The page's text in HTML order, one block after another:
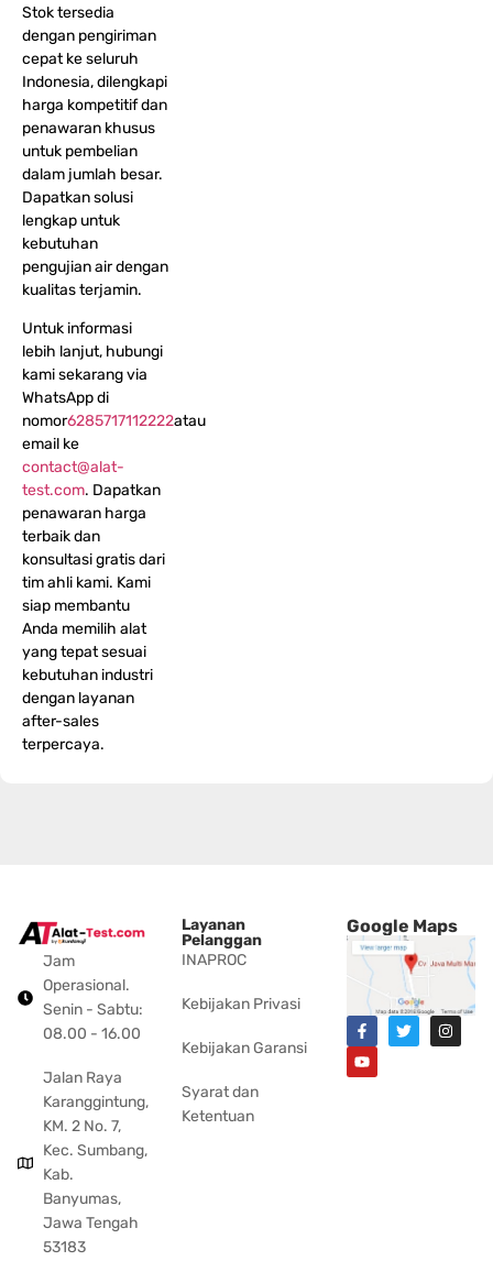
Stok tersedia
dengan pengiriman
cepat ke seluruh
Indonesia, dilengkapi
harga kompetitif dan
penawaran khusus
untuk pembelian
dalam jumlah besar.
Dapatkan solusi
lengkap untuk
kebutuhan
pengujian air dengan
kualitas terjamin.
Untuk informasi
lebih lanjut, hubungi
kami sekarang via
WhatsApp di
nomor6285717112222atau
email ke
contact@alat-
test.com. Dapatkan
penawaran harga
terbaik dan
konsultasi gratis dari
tim ahli kami. Kami
siap membantu
Anda memilih alat
yang tepat sesuai
kebutuhan industri
dengan layanan
after-sales
terpercaya.
Jam
Operasional.
Senin - Sabtu:
08.00 - 16.00
Jalan Raya
Karanggintung,
KM. 2 No. 7,
Kec. Sumbang,
Kab.
Banyumas,
Jawa Tengah
53183
Layanan
Pelanggan
INAPROC
Kebijakan Privasi
Kebijakan Garansi
Syarat dan
Ketentuan
Google Maps